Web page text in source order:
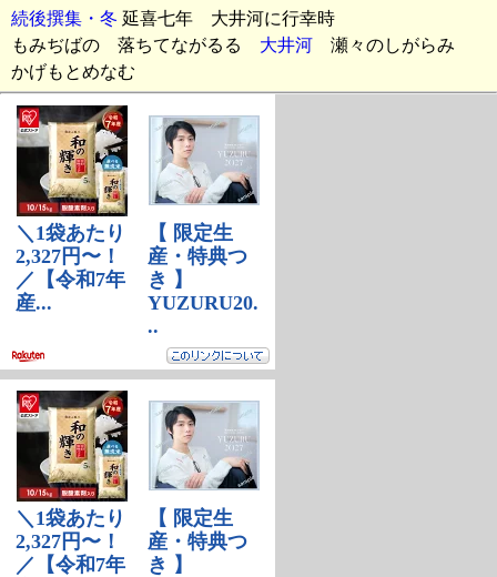
続後撰集・冬 延喜七年 大井河に行幸時
もみぢばの 落ちてながるる 大井河 瀬々のしがらみ
かげもとめなむ